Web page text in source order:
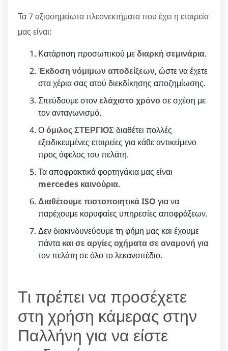
Τα 7 αξιοσημείωτα πλεονεκτήματα που έχει η εταιρεία
μας είναι:
Κατάρτιση προσωπικού μεδιαρκή σεμινάρια.
Έκδοση νόμιμων αποδείξεων, ώστε να έχετε
στα χέρια σας ατού διεκδίκησης αποζημίωσης.
Σπεύδουμε στονελάχιστο χρόνοσε σχέση με
τον ανταγωνισμό.
Οόμιλος ΣΤΕΡΓΙΟΣ διαθέτει πολλές
εξειδικευμένες εταιρείες για κάθε αντικείμενο
προς όφελος του πελάτη.
Τα αποφρακτικά φορτηγάκια μας είναι
mercedes καινούρια.
Διαθέτουμε πιστοποιητικά ISO για να
παρέχουμε κορυφαίες υπηρεσίες αποφράξεων.
Δεν διακινδυνεύουμε τη φήμη μας και έχουμε
πάντα και σε αργίες οχήματα σε αναμονή για
τον πελάτη σε όλο το λεκανοπέδιο.
Τι πρέπει να προσέχετε
στη χρήση κάμερας στην
Παλλήνη για να είστε